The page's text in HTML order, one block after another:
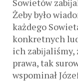
Sowietów
Żeby było
każdego
konkretnych
ich
prawa, tak
wspominał